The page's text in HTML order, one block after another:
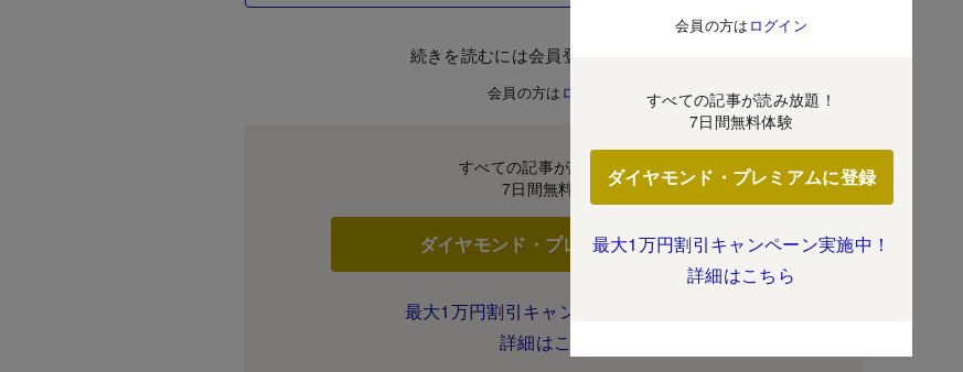
続きを読むには会員登録が必要です。
会員の方は ログイン
すべての記事が読み放題！
7日間無料体験
ダイヤモンド・プレミアムに登録
最大1万円割引キャンペーン実施中！
詳細はこちら
会員の方は ログイン
すべての記事が読み放題！
7日間無料体験
ダイヤモンド・プレミアムに登録
最大1万円割引キャンペーン実施中！
詳細はこちら